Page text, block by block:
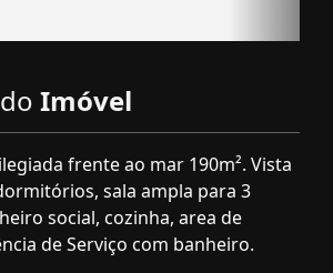
Imóvel
frente ao mar 190m². Vista
sala ampla para 3
social, cozinha, area de
de Serviço com banheiro.